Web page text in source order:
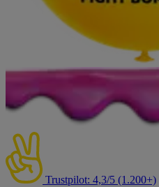
Trustpilot: 4,3/5 (1.200+)